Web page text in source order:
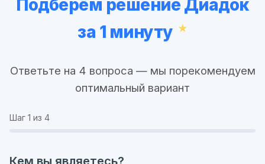
Подберём решение Диадок
за 1 минуту
Ответьте на 4 вопроса — мы порекомендуем
оптимальный вариант
Шаг 1 из 4